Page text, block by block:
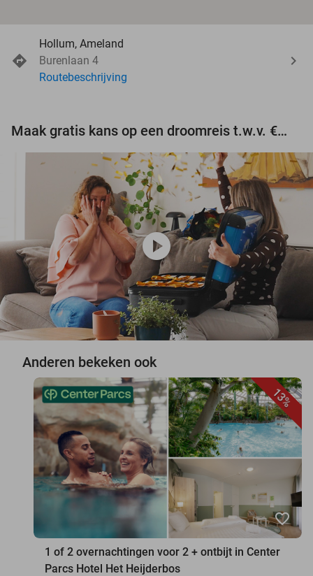
Hollum, Ameland
Burenlaan 4
Routebeschrijving
Maak gratis kans op een droomreis t.w.v. €3.000!
play_circle
Anderen bekeken ook
13%
favorite_border
1 of 2 overnachtingen voor 2 + ontbijt in Center
Parcs Hotel Het Heijderbos